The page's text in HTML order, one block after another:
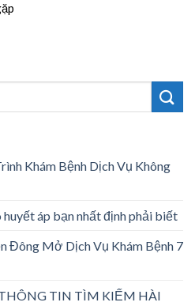
Khám Bệnh Dịch Vụ Không
huyết áp bạn nhất định phải biết
Đông Mở Dịch Vụ Khám Bệnh 7
TIN TÌM KIẾM HÀI